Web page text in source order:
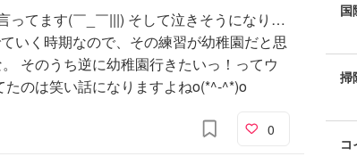
ってます(￣_￣|||) そして泣きそうになり…
いく時期なので、その練習が幼稚園だと思
そのうち逆に幼稚園行きたいっ！ってウ
のは笑い話になりますよねo(*^‐^*)o
0
国
掃
コ